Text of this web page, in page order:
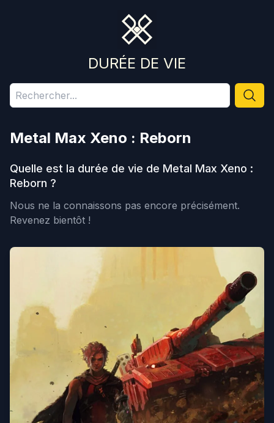
DURÉE DE VIE
Metal Max Xeno : Reborn
Quelle est la durée de vie de Metal Max Xeno :
Reborn ?
Nous ne la connaissons pas encore précisément.
Revenez bientôt !